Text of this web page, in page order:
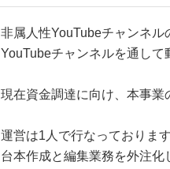
非属人性YouTubeチャンネル
YouTubeチャンネルを通して
現在資金調達に向け、本事業
運営は1人で行なっておりま
台本作成と編集業務を外注化